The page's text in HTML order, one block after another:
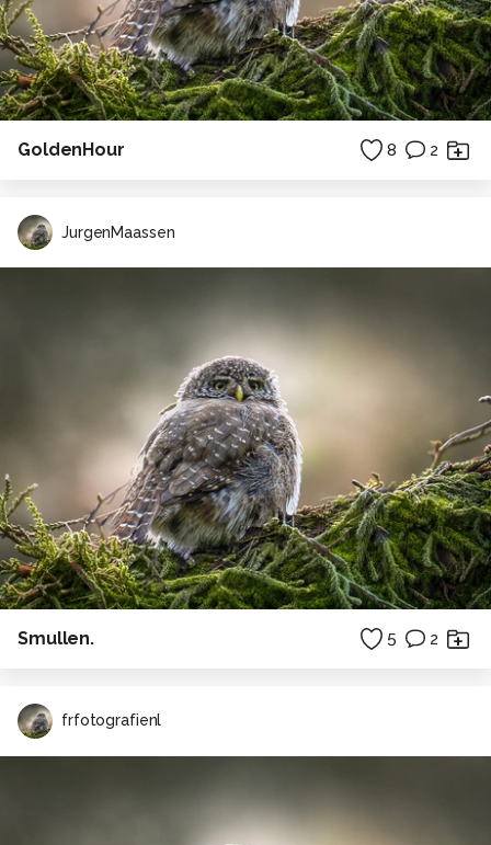
GoldenHour 8 2
JurgenMaassen
Smullen. 5 2
frfotografienl